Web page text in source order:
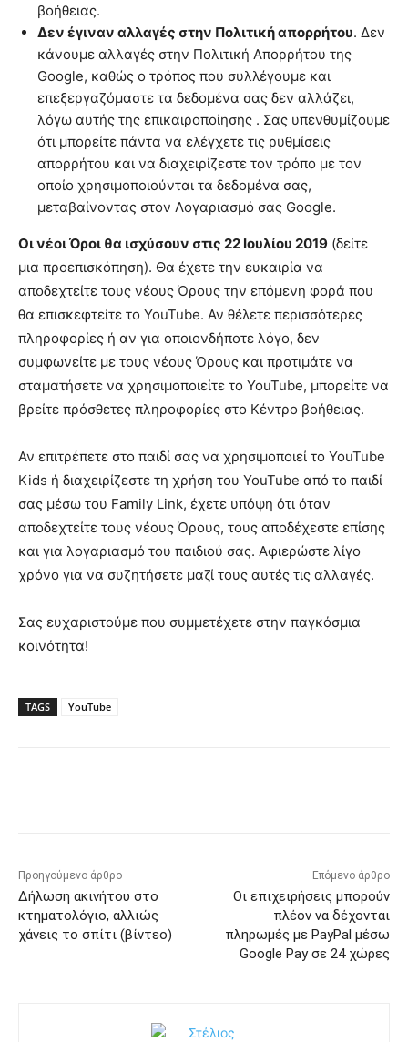
βοήθειας.
Δεν έγιναν αλλαγές στην Πολιτική απορρήτου. Δεν
κάνουμε αλλαγές στην Πολιτική Απορρήτου της
Google, καθώς ο τρόπος που συλλέγουμε και
επεξεργαζόμαστε τα δεδομένα σας δεν αλλάζει,
λόγω αυτής της επικαιροποίησης . Σας υπενθυμίζουμε
ότι μπορείτε πάντα να ελέγχετε τις ρυθμίσεις
απορρήτου και να διαχειρίζεστε τον τρόπο με τον
οποίο χρησιμοποιούνται τα δεδομένα σας,
μεταβαίνοντας στον Λογαριασμό σας Google.
Οι νέοι Όροι θα ισχύσουν στις 22 Ιουλίου 2019 (δείτε
μια προεπισκόπηση). Θα έχετε την ευκαιρία να
αποδεχτείτε τους νέους Όρους την επόμενη φορά που
θα επισκεφτείτε το YouTube. Αν θέλετε περισσότερες
πληροφορίες ή αν για οποιονδήποτε λόγο, δεν
συμφωνείτε με τους νέους Όρους και προτιμάτε να
σταματήσετε να χρησιμοποιείτε το YouTube, μπορείτε να
βρείτε πρόσθετες πληροφορίες στο Κέντρο βοήθειας.
Αν επιτρέπετε στο παιδί σας να χρησιμοποιεί το YouTube
Kids ή διαχειρίζεστε τη χρήση του YouTube από το παιδί
σας μέσω του Family Link, έχετε υπόψη ότι όταν
αποδεχτείτε τους νέους Όρους, τους αποδέχεστε επίσης
και για λογαριασμό του παιδιού σας. Αφιερώστε λίγο
χρόνο για να συζητήσετε μαζί τους αυτές τις αλλαγές.
Σας ευχαριστούμε που συμμετέχετε στην παγκόσμια
κοινότητα!
TAGS YouTube
Προηγούμενο άρθρο
Δήλωση ακινήτου στο
κτηματολόγιο, αλλιώς
χάνεις το σπίτι (βίντεο)
Επόμενο άρθρο
Οι επιχειρήσεις μπορούν
πλέον να δέχονται
πληρωμές με PayPal μέσω
Google Pay σε 24 χώρες